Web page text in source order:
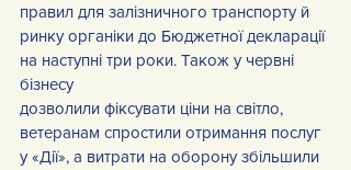
правил для залізничного транспорту й
ринку органіки до Бюджетної декларації
на наступні три роки. Також у червні
бізнесу
дозволили фіксувати ціни на світло,
ветеранам спростили отримання послуг
у «Дії», а витрати на оборону збільшили